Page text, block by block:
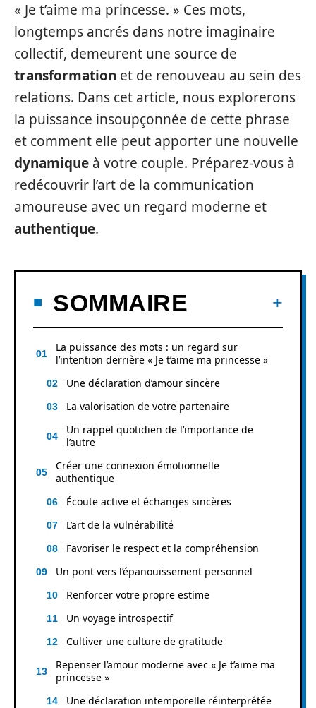
« Je t’aime ma princesse. » Ces mots,
longtemps ancrés dans notre imaginaire
collectif, demeurent une source de
transformation et de renouveau au sein des
relations. Dans cet article, nous explorerons
la puissance insoupçonnée de cette phrase
et comment elle peut apporter une nouvelle
dynamique à votre couple. Préparez-vous à
redécouvrir l’art de la communication
amoureuse avec un regard moderne et
authentique.
SOMMAIRE
La puissance des mots : un regard sur
l’intention derrière « Je t’aime ma princesse »
Une déclaration d’amour sincère
La valorisation de votre partenaire
Un rappel quotidien de l’importance de
l’autre
Créer une connexion émotionnelle
authentique
Écoute active et échanges sincères
L’art de la vulnérabilité
Favoriser le respect et la compréhension
Un pont vers l’épanouissement personnel
Renforcer votre propre estime
Un voyage introspectif
Cultiver une culture de gratitude
Repenser l’amour moderne avec « Je t’aime ma
princesse »
Une déclaration intemporelle réinterprétée